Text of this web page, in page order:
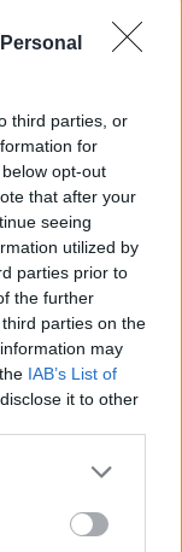
third parties, or
for
opt-out
that after your
seeing
utilized by
parties prior to
the further
parties on the
may
IAB’s List of
it to other
to, by
z niej jak
nawet na
jak bardzo
znaczyło dla